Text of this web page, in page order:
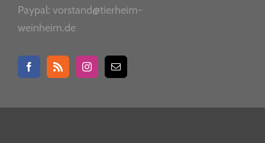
Paypal: vorstand@tierheim-
weinheim.de